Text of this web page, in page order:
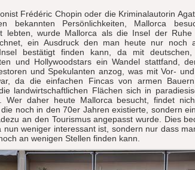
Frédéric Chopin oder die Kriminalautorin
bekannten Persönlichkeiten, Mallorca
lebten, wurde Mallorca als die Insel der
ein Ausdruck den man heute nur noch
bestätigt finden kann, da mit deutschen,
und Hollywoodstars ein Wandel stattfand,
und Spekulanten anzog, was mit Vor-
da die einfachen Fincas von armen
landwirtschaftlichen Flächen sich in
Wer daher heute Mallorca besucht, findet
noch in den 70er Jahren existierte, sondern
an den Tourismus angepasst wurde. Dies
nun weniger interessant ist, sondern nur dass
an wenigen Stellen finden kann.